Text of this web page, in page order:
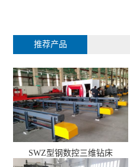
推荐产品
SWZ型钢数控三维钻床